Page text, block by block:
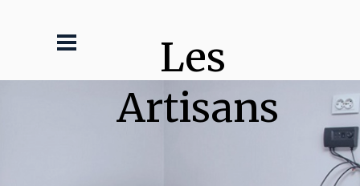
Les
Artisans